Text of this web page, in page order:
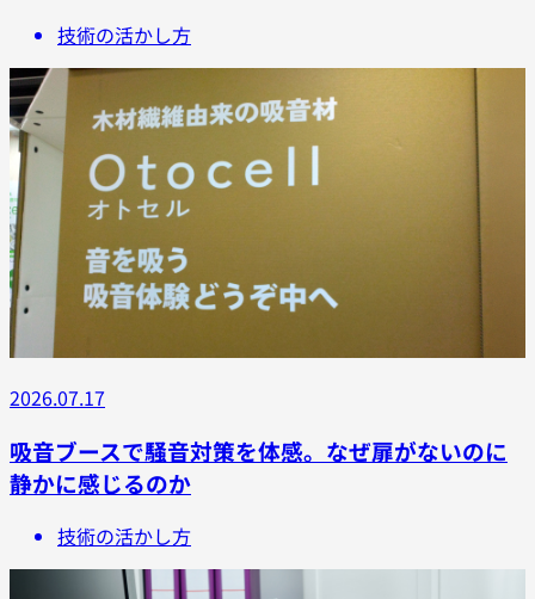
技術の活かし方
2026.07.17
吸音ブースで騒音対策を体感。なぜ扉がないのに
静かに感じるのか
技術の活かし方